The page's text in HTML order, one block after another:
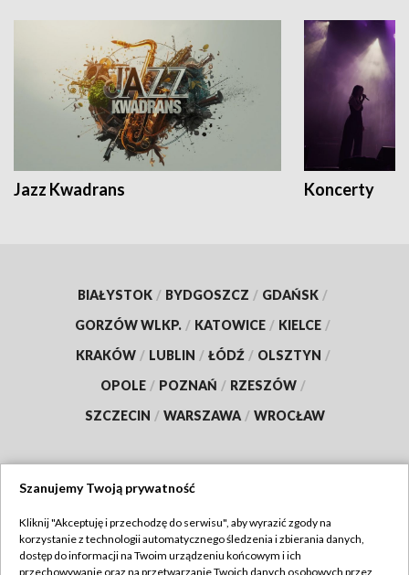
Jazz Kwadrans Koncerty
BIAŁYSTOK / BYDGOSZCZ / GDAŃSK /
GORZÓW WLKP. / KATOWICE / KIELCE /
KRAKÓW / LUBLIN / ŁÓDŹ / OLSZTYN /
OPOLE / POZNAŃ / RZESZÓW /
SZCZECIN / WARSZAWA / WROCŁAW
TVP
Szanujemy Twoją prywatność
Kliknij "Akceptuję i przechodzę do serwisu", aby wyrazić zgody na
korzystanie z technologii automatycznego śledzenia i zbierania danych,
dostęp do informacji na Twoim urządzeniu końcowym i ich
przechowywanie oraz na przetwarzanie Twoich danych osobowych przez